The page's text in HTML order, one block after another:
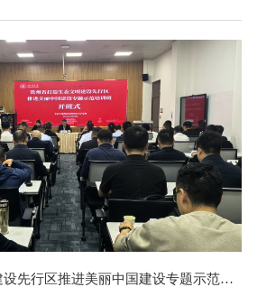
流司副司长赵磊作《以中外合作...
贵州省打造生态文明建设先行区推进美丽中国建设专题示范培训班在四川大学全国干部教育培训基地顺利开班